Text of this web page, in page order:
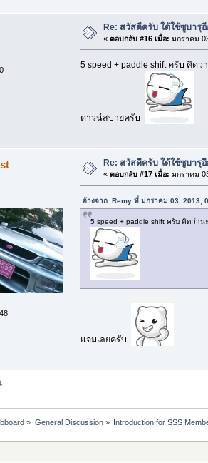
Re: สวัสดีครับ ใด้ใช้ซูบารุ
« ตอบกลับ #16 เมื่อ: มกราคม
5 speed + paddle shift ครับ คิด
ดาวน์สบายครับ
Re: สวัสดีครับ ใด้ใช้ซูบารุ
« ตอบกลับ #17 เมื่อ: มกราคม
อ้างจาก: Remy ที่ มกราคม 03, 2013,
5 speed + paddle shift ครับ คิดว่า
แจ่มเลยครับ
» General Discussion» Introduction for SSS